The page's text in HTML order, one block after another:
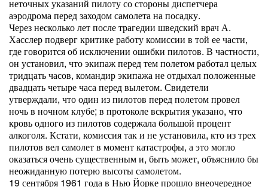
неточных указаний пилоту со стороны диспетчера
аэродрома перед заходом самолета на посадку.
Через несколько лет после трагедии шведский врач А.
Хасслер подверг критике работу комиссии в той ее части,
где говорится об исключении ошибки пилотов. В частности,
он установил, что экипаж перед тем полетом работал целых
тридцать часов, командир экипажа не отдыхал положенные
двадцать четыре часа перед вылетом. Свидетели
утверждали, что один из пилотов перед полетом провел
ночь в ночном клубе; в протоколе вскрытия указано, что
кровь одного из пилотов содержала большой процент
алкоголя. Кстати, комиссия так и не установила, кто из трех
пилотов вел самолет в момент катастрофы, а это могло
оказаться очень существенным и, быть может, объяснило бы
неожиданную потерю высоты самолетом.
19 сентября 1961 года в Нью Йорке прошло внеочередное